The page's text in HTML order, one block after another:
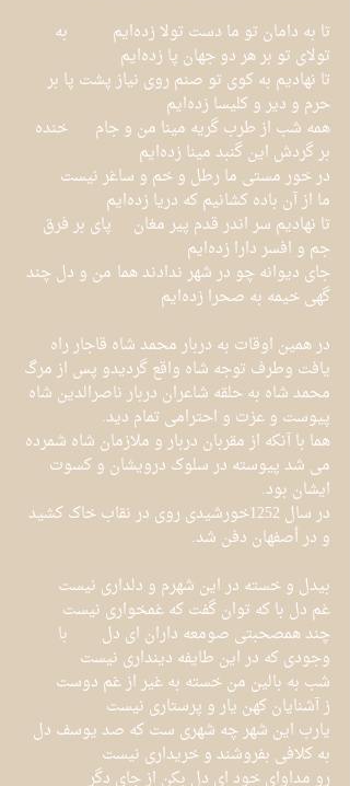
تا به دامان تو ما دست تولا زده‌ایم	به
تولای تو بر هر دو جهان پا زده‌ایم
تا نهادیم به کوی تو صنم روی نیاز	پشت پا بر
حرم و دیر و کلیسا زده‌ایم
همه شب از طرب گریه مینا من و جام	خنده
بر گردش این گنبد مینا زده‌ایم
ما از آن باده کشانیم که دریا زده‌ایم
تا نهادیم سر اندر قدم پیر مغان	پای بر فرق
جم و افسر دارا زده‌ایم
جای دیوانه چو در شهر ندادند هما	من و دل چند
گهی خیمه به صحرا زده‌ایم
در همین اوقات به دربار محمد شاه قاجار راه
یافت وطرف توجه شاه واقع گردیدو پس از مرگ
محمد شاه به حلقه شاعران دربار ناصرالدین شاه
پیوست و عزت و احترامی تمام دید.
هما با آنکه از مقربان دربار و ملازمان شاه شمرده
می شد پیوسته در سلوک درویشان و کسوت
ایشان بود.
در سال 1252خورشیدی روی در نقاب خاک کشید
و در أصفهان دفن شد.
غم دل با که توان گفت که غمخواری نیست
چند همصحبتی صومعه داران ای دل	با
وجودی که در این طایفه دینداری نیست
ز آشنایان کهن یار و پرستاری نیست
به کلافی بفروشند و خریداری نیست